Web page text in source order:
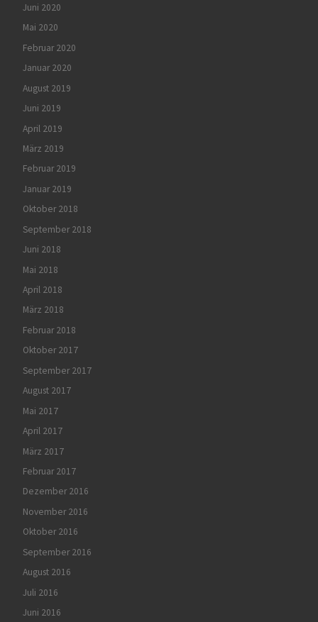
Juni 2020
Mai 2020
Februar 2020
Januar 2020
August 2019
Juni 2019
April 2019
März 2019
Februar 2019
Januar 2019
Oktober 2018
September 2018
Juni 2018
Mai 2018
April 2018
März 2018
Februar 2018
Oktober 2017
September 2017
August 2017
Mai 2017
April 2017
März 2017
Februar 2017
Dezember 2016
November 2016
Oktober 2016
September 2016
August 2016
Juli 2016
Juni 2016